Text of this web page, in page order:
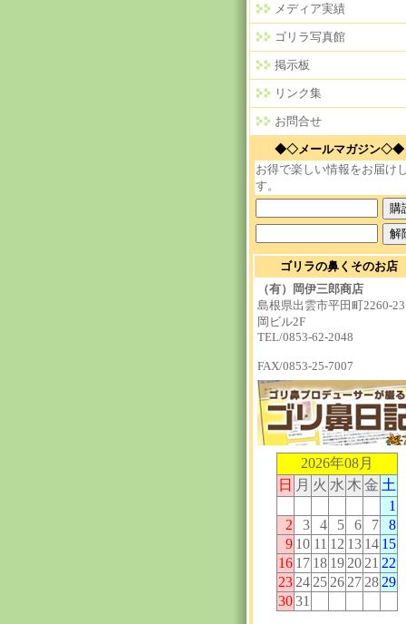
メディア実績
ゴリラ写真館
掲示板
リンク集
お問合せ
◆◇メールマガジン◇◆
お得で楽しい情報をお届け
す。
ゴリラの鼻くそのお店
（有）岡伊三郎商店
島根県出雲市平田町2260-
岡ビル2F
TEL/0853-62-2048
FAX/0853-25-7007
2026年08月
日 月 火 水 木 金 土
1
2
3 4 5 6 7
8
9 10 11 12 13 14 15
16 17 18 19 20 21 22
23 24 25 26 27 28 29
3031